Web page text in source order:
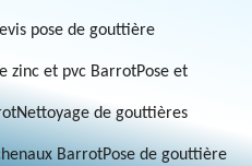
pose de gouttière
zinc et pvc BarrotPose et
Nettoyage de gouttières
BarrotPose de gouttière